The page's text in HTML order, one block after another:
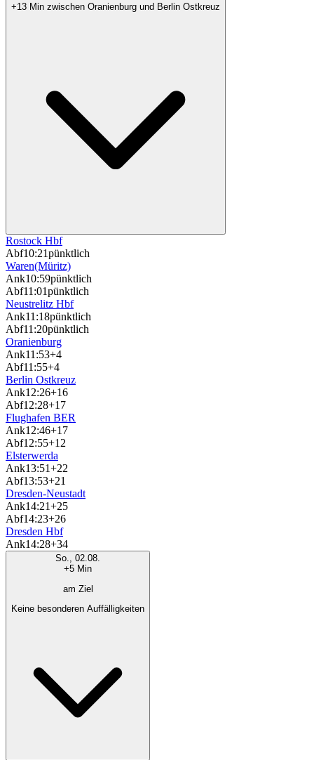
+13 Min zwischen Oranienburg und Berlin Ostkreuz
Rostock Hbf
Abf10:21pünktlich
Waren(Müritz)
Ank10:59pünktlich
Abf11:01pünktlich
Neustrelitz Hbf
Ank11:18pünktlich
Abf11:20pünktlich
Oranienburg
Ank11:53+4
Abf11:55+4
Berlin Ostkreuz
Ank12:26+16
Abf12:28+17
Flughafen BER
Ank12:46+17
Abf12:55+12
Elsterwerda
Ank13:51+22
Abf13:53+21
Dresden-Neustadt
Ank14:21+25
Abf14:23+26
Dresden Hbf
Ank14:28+34
So., 02.08.
+5 Min
am Ziel
Keine besonderen Auffälligkeiten